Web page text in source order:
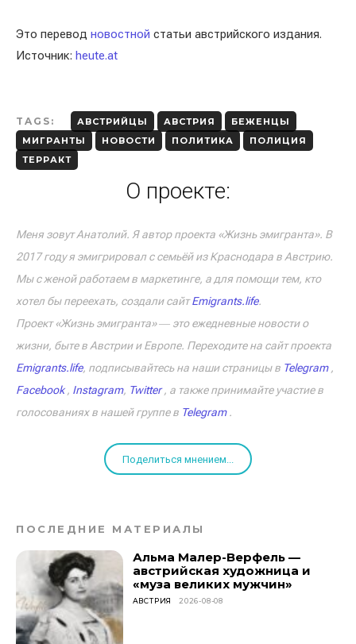
Это перевод новостной статьи австрийского издания.
Источник: heute.at
TAGS: АВСТРИЙЦЫ АВСТРИЯ
БЕЖЕНЦЫ
МИГРАНТЫ
НОВОСТИ ПОЛИТИКА
ПОЛИЦИЯ
ТЕРРАКТ
О проекте:
Меня зовут Анатолий. Я автор проекта «Жизнь эмигранта». В
2017 году я эмигрировал с семьёй из Краснодара в Австрию.
Мы с женой работаем в маркетинге, а для помощи тем, кто
хотел бы переехать, создали сайтEmigrants.life.
Проект «Жизнь эмигранта» ― это ежедневные новости о
жизни, быте в Австрии и Европе. Переходите на сайт проекта
Emigrants.life, подписывайтесь на наши страницы в Telegram,
Facebook, Instagram, Twitter, а также принимайте участие в
голосованиях в нашей группе в Telegram.
Поделиться мнением...
ПОСЛЕДНИЕ МАТЕРИАЛЫ
Альма Малер-Верфель —
австрийская художница и
«муза великих мужчин»
АВСТРИЯ 2026-08-08